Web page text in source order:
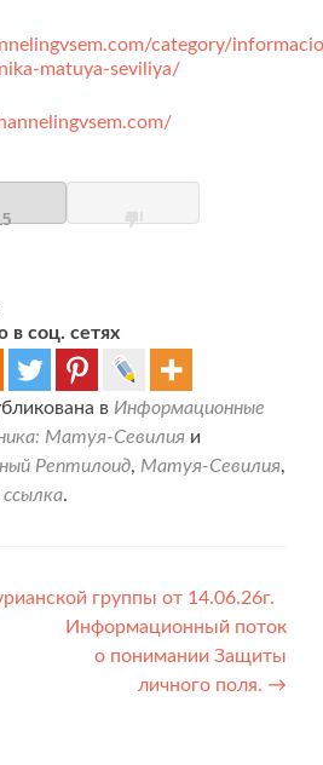
category/
matuya-seviliya/
в соц. сетях
в Информационные
Матуя-Севилия и
Рептилоид, Матуя-Севилия,
ссылка.
группы от 14.06.26г.
Информационный поток
о понимании Защиты
личного поля. →